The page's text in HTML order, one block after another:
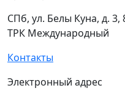
СПб, ул. Белы Куна, д. 3,
ТРК Международный
Контакты
Электронный адрес